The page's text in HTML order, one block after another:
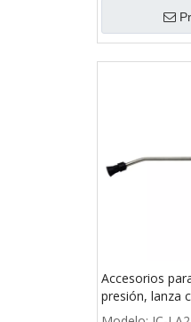
Accesorios
presión, lanza
120 grados,